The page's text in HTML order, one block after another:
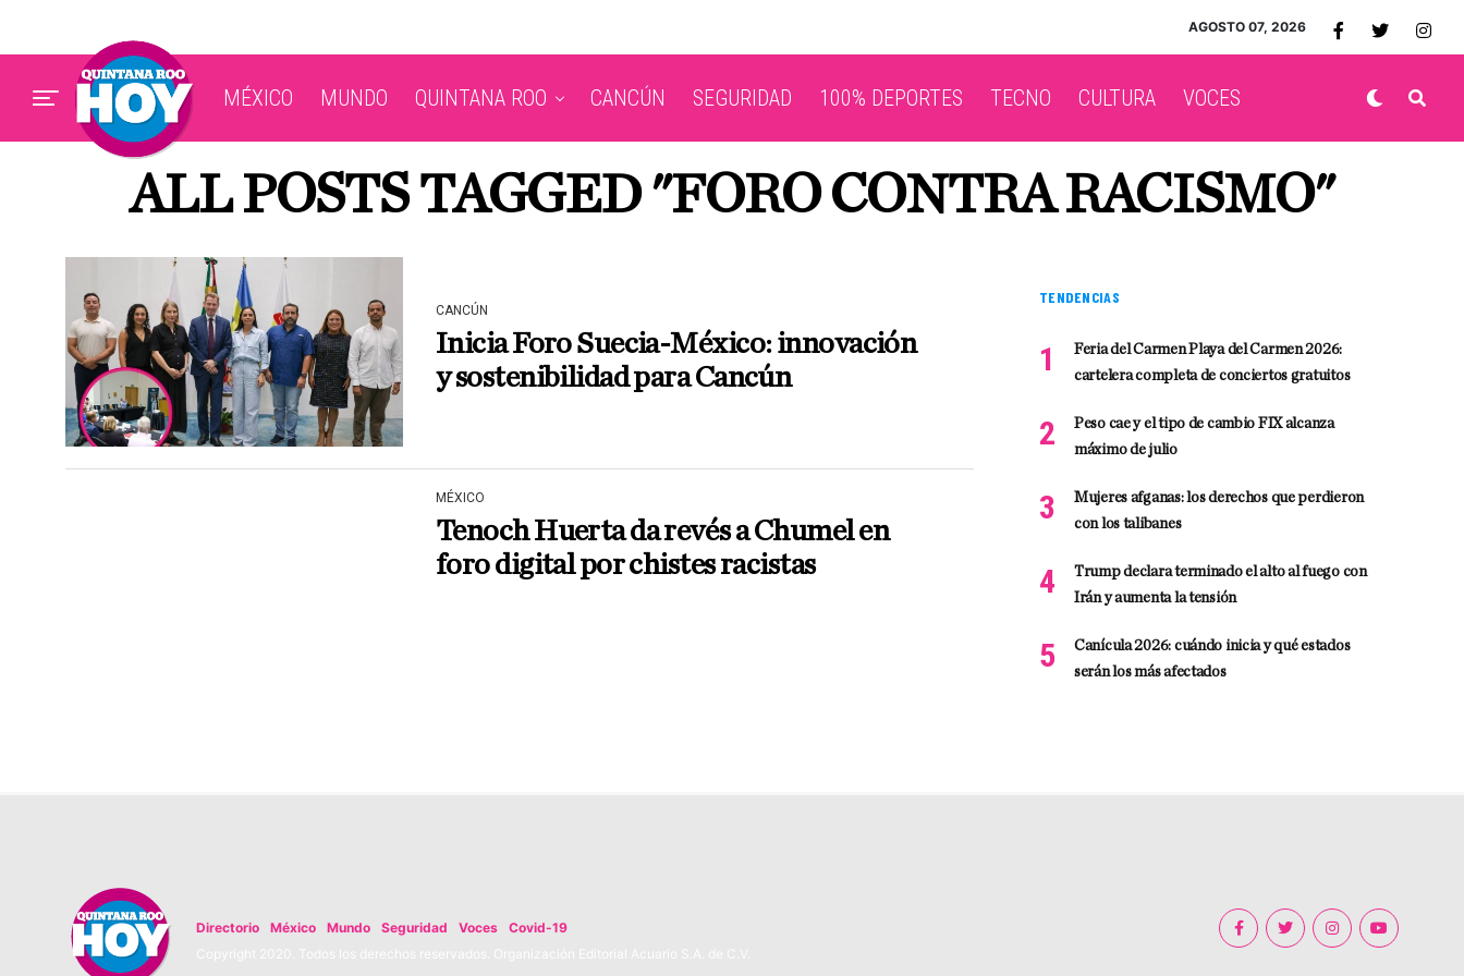
AGOSTO 07, 2026
MÉXICO MUNDO QUINTANA ROO CANCÚN SEGURIDAD 100% DEPORTES TECNO CULTURA VOCES
ALL POSTS TAGGED "FORO CONTRA RACISMO"
CANCÚN
Inicia Foro Suecia-México: innovación
y sostenibilidad para Cancún
MÉXICO
Tenoch Huerta da revés a Chumel en
foro digital por chistes racistas
TENDENCIAS
Feria del Carmen Playa del Carmen 2026:
cartelera completa de conciertos gratuitos
Peso cae y el tipo de cambio FIX alcanza
máximo de julio
Mujeres afganas: los derechos que perdieron
con los talibanes
Trump declara terminado el alto al fuego con
Irán y aumenta la tensión
Canícula 2026: cuándo inicia y qué estados
serán los más afectados
Directorio México Mundo Seguridad Voces
Covid-19